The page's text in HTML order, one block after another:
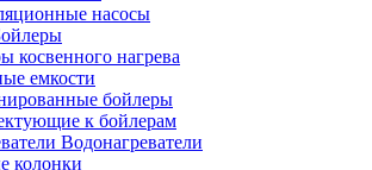
насосы
косвенного нагрева
емкости
бойлеры
к бойлерам
Водонагреватели
колонки